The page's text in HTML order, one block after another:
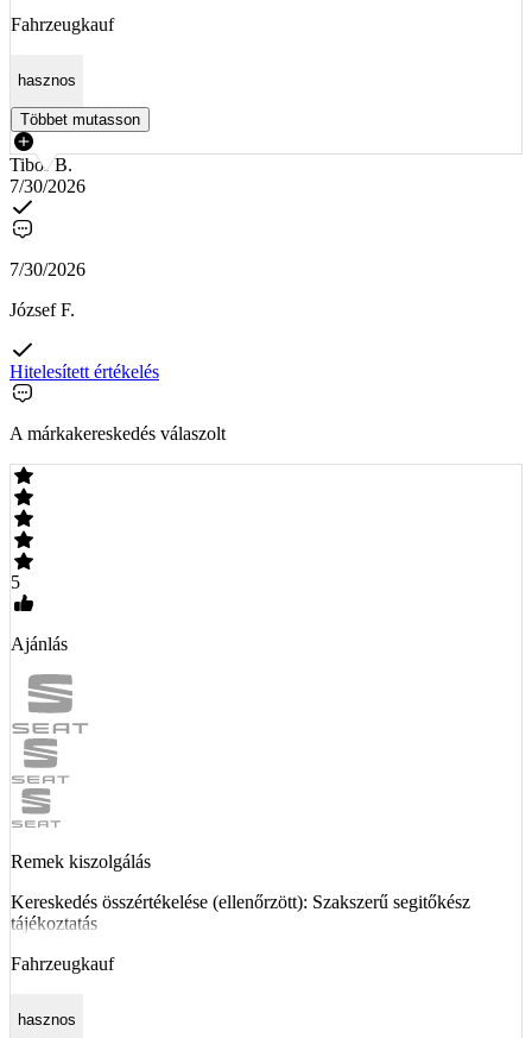
Fahrzeugkauf
hasznos
Többet mutasson
Tibor B.
7/30/2026
7/30/2026
József F.
Hitelesített értékelés
A márkakereskedés válaszolt
5
Ajánlás
Remek kiszolgálás
Kereskedés összértékelése (ellenőrzött): Szakszerű segitőkész
tájékoztatás
Fahrzeugkauf
hasznos